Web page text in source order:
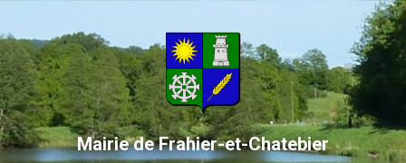
content
main
navigation
footer
Mairie de Frahier-et-Chatebier